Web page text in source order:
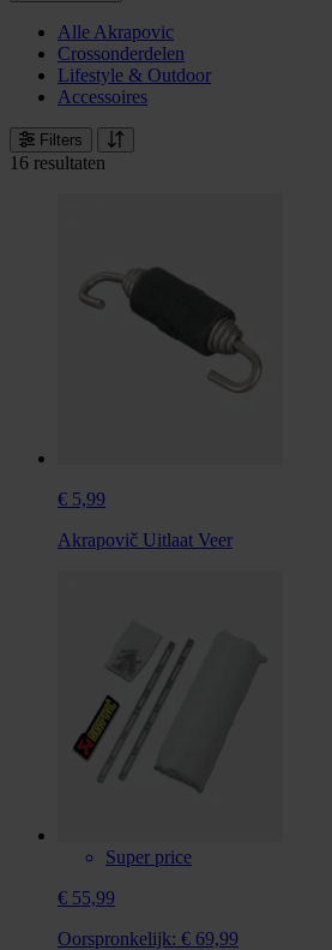
Alle Akrapovic
Crossonderdelen
Lifestyle & Outdoor
Accessoires
Filters
16 resultaten
€ 5,99
Akrapovič Uitlaat Veer
Super price
€ 55,99
Oorspronkelijk: € 69,99